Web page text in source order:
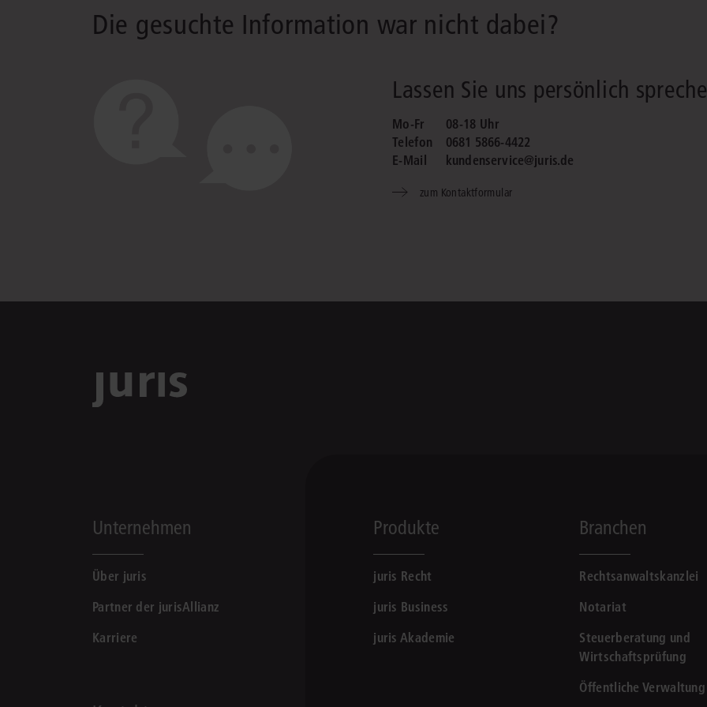
Die gesuchte Information war nicht dabei?
Lassen Sie uns persönlich
Mo-Fr
08-18 Uhr
Telefon
0681 5866-4422
E-Mail
kundenservice@juris.de
zum Kontaktformular
Unternehmen
Über juris
Partner der jurisAllianz
Karriere
Produkte
juris Recht
juris Business
juris Akademie
Branchen
Rechtsanwaltskanzlei
Notariat
Steuerberatung und
Wirtschaftsprüfung
Öffentliche Verwaltung